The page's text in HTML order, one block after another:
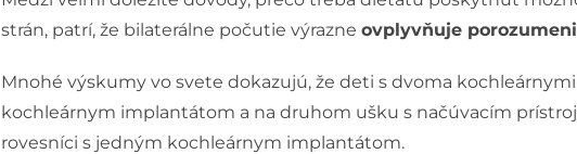
strán, patrí, že bilaterálne počutie výrazne ovplyvňuje
Mnohé výskumy vo svete dokazujú, že deti s dvoma
kochleárnym implantátom a na druhom ušku s načúvacím
rovesníci s jedným kochleárnym implantátom.